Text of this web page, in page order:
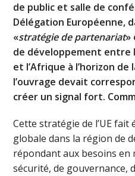
de public et salle de
Délégation Européenne,
«stratégie de partenariat»
de développement entre
et l’Afrique à l’horizon
l’ouvrage devait
créer un signal fort.
Cette stratégie de l’UE fait
globale dans la région de
répondant aux besoins en
sécurité, de gouvernance,